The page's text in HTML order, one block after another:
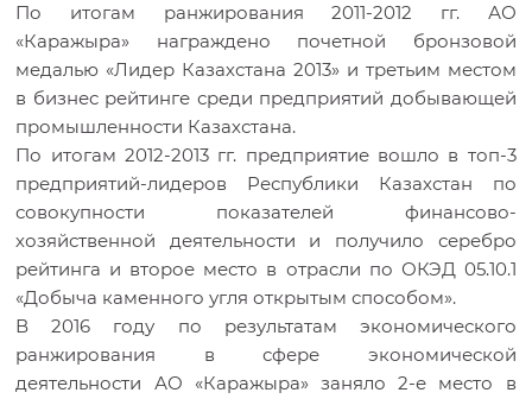
По итогам ранжирования 2011-2012 гг. АО
«Каражыра» награждено почетной бронзовой
медалью «Лидер Казахстана 2013» и третьим местом
в бизнес рейтинге среди предприятий добывающей
промышленности Казахстана.
По итогам 2012-2013 гг. предприятие вошло в топ-3
предприятий-лидеров Республики Казахстан по
совокупности показателей финансово-
хозяйственной деятельности и получило серебро
рейтинга и второе место в отрасли по ОКЭД 05.10.1
«Добыча каменного угля открытым способом».
В 2016 году по результатам экономического
ранжирования в сфере экономической
деятельности АО «Каражыра» заняло 2-е место в